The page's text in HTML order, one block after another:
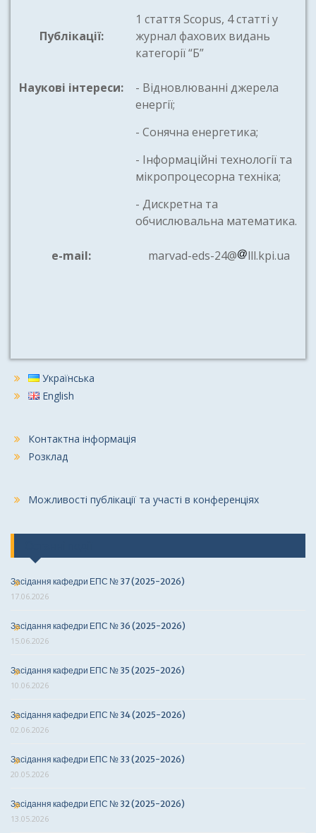
Публікації:
1 стаття Scopus, 4 статті у
журнал фахових видань
категорії “Б”
Наукові інтереси:
- Відновлюванні джерела
енергії;
- Сонячна енергетика;
- Інформаційні технології та
мікропроцесорна техніка;
- Дискретна та
обчислювальна математика.
e-mail: marvad-eds-24@ lll.kpi.ua
Українська
English
Контактна інформація
Розклад
Можливості публікації та участі в конференціях
Засідання кафедри ЕПС № 37 (2025-2026)
17.06.2026
Засідання кафедри ЕПС № 36 (2025-2026)
15.06.2026
Засідання кафедри ЕПС № 35 (2025-2026)
10.06.2026
Засідання кафедри ЕПС № 34 (2025-2026)
02.06.2026
Засідання кафедри ЕПС № 33 (2025-2026)
20.05.2026
Засідання кафедри ЕПС № 32 (2025-2026)
13.05.2026